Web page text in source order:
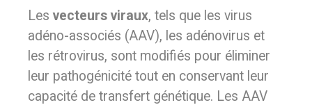
Les vecteurs viraux, tels que les virus
adéno-associés (AAV), les adénovirus et
les rétrovirus, sont modifiés pour éliminer
leur pathogénicité tout en conservant leur
capacité de transfert génétique. Les AAV